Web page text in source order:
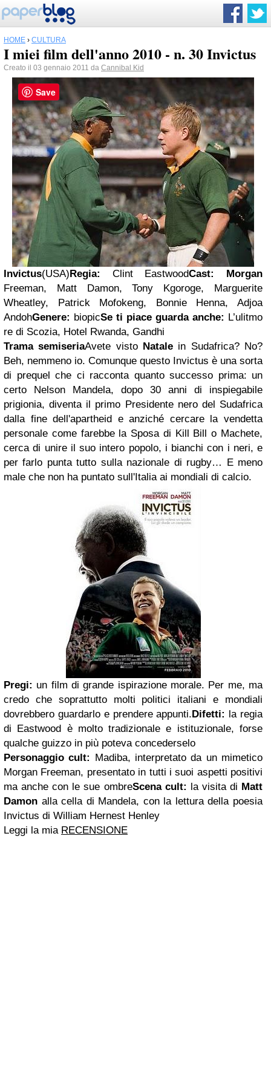
HOME › CULTURA
I miei film dell'anno 2010 - n. 30 Invictus
Creato il 03 gennaio 2011 da Cannibal Kid
Invictus(USA)Regia: Clint EastwoodCast: Morgan
Freeman, Matt Damon, Tony Kgoroge, Marguerite
Wheatley, Patrick Mofokeng, Bonnie Henna, Adjoa
AndohGenere: biopicSe ti piace guarda anche: L’ulitmo
re di Scozia, Hotel Rwanda, Gandhi
Trama semiseriaAvete visto Natale in Sudafrica? No?
Beh, nemmeno io. Comunque questo Invictus è una sorta
di prequel che ci racconta quanto successo prima: un
certo Nelson Mandela, dopo 30 anni di inspiegabile
prigionia, diventa il primo Presidente nero del Sudafrica
dalla fine dell'apartheid e anziché cercare la vendetta
personale come farebbe la Sposa di Kill Bill o Machete,
cerca di unire il suo intero popolo, i bianchi con i neri, e
per farlo punta tutto sulla nazionale di rugby… E meno
male che non ha puntato sull'Italia ai mondiali di calcio.
Pregi: un film di grande ispirazione morale. Per me, ma
credo che soprattutto molti politici italiani e mondiali
dovrebbero guardarlo e prendere appunti.Difetti: la regia
di Eastwood è molto tradizionale e istituzionale, forse
qualche guizzo in più poteva concederselo
Personaggio cult: Madiba, interpretato da un mimetico
Morgan Freeman, presentato in tutti i suoi aspetti positivi
ma anche con le sue ombreScena cult: la visita di Matt
Damon alla cella di Mandela, con la lettura della poesia
Invictus di William Hernest Henley
Leggi la mia RECENSIONE
Save